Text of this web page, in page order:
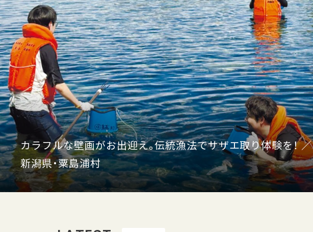
カラフルな壁画がお出迎え。伝統漁法でサザエ取り体験を！ ／
新潟県・粟島浦村